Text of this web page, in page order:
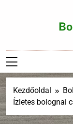
Kezdőoldal
Ízletes bolognai